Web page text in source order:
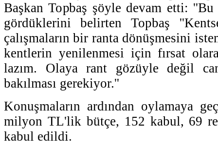
Başkan Topbaş şöyle devam etti:
gördüklerini belirten Topbaş
çalışmaların bir ranta dönüşmesini
kentlerin yenilenmesi için fırsat
lazım. Olaya rant gözüyle değil
bakılması gerekiyor.''
Konuşmaların ardından oylamaya
milyon TL'lik bütçe, 152 kabul, 69
kabul edildi.